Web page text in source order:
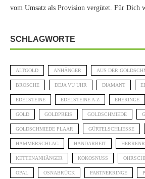
vom Umsatz als Provision vergütet. Für Dich
SCHLAGWORTE
ALTGOLD ANHÄNGER AUS DER
BROSCHE DEJA VU UHR DIAMANT
EDELSTEINE EDELSTEINE A-Z EHERINGE
GOLD GOLDPREIS GOLDSCHMIEDE
GOLDSCHMIEDE PLAAR GÜRTELSCHLIESSE
HAMMERSCHLAG HANDARBEIT
KETTENANHÄNGER KOKOSNUSS
OPAL OSNABRÜCK PARTNERRINGE